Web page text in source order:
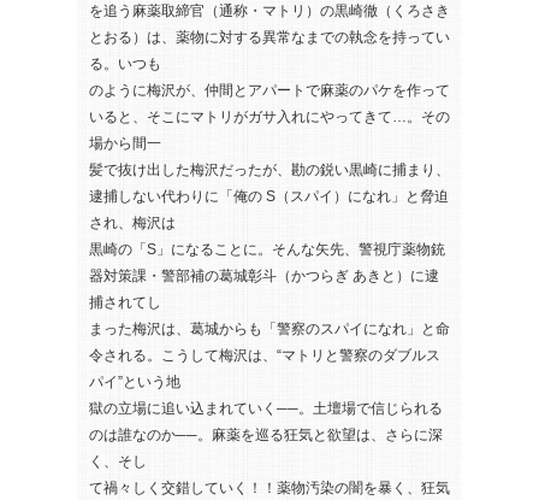
を追う麻薬取締官（通称・マトリ）の黒崎徹（くろさき
とおる）は、薬物に対する異常なまでの執念を持ってい
る。いつも
のように梅沢が、仲間とアパートで麻薬のパケを作って
いると、そこにマトリがガサ入れにやってきて…。その
場から間一
髪で抜け出した梅沢だったが、勘の鋭い黒崎に捕まり、
逮捕しない代わりに「俺の S（スパイ）になれ」と脅迫
され、梅沢は
黒崎の「S」になることに。そんな矢先、警視庁薬物銃
器対策課・警部補の葛城彰斗（かつらぎ あきと）に逮
捕されてし
まった梅沢は、葛城からも「警察のスパイになれ」と命
令される。こうして梅沢は、“マトリと警察のダブルス
パイ”という地
獄の立場に追い込まれていく──。土壇場で信じられる
のは誰なのか──。麻薬を巡る狂気と欲望は、さらに深
く、そし
て禍々しく交錯していく！！薬物汚染の闇を暴く、狂気